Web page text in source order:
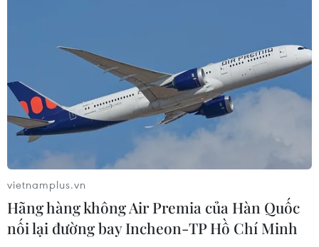
WMO: Nhiệt độ toàn cầu sẽ đạt kỷ lục mới
trong 5 năm tới
17/05/2023 10:32
Theo chuyên gia, hiện tượng El Nino dự kiến sẽ phát
vietnamplus.vn
Hãng hàng không Air Premia của Hàn Quốc
nối lại đường bay Incheon-TP Hồ Chí Minh